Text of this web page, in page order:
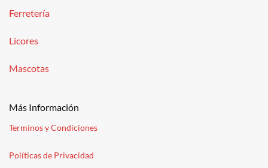
Ferretería
Licores
Mascotas
Más Información
Terminos y Condiciones
Políticas de Privacidad